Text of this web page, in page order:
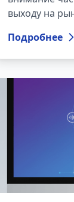
выходу на
правильно
сбоев
излишних
ключевые
Подробнее